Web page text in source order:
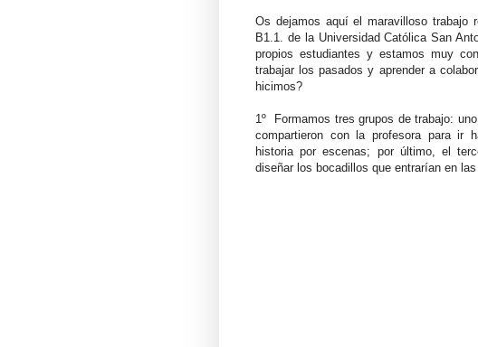
Os dejamos aquí el maravilloso trabajo
B1.1. de la Universidad Católica San
propios estudiantes y estamos muy
trabajar los pasados y aprender a
hicimos?
1º
Formamos tres grupos de trabajo:
compartieron con la profesora para ir
historia por escenas; por último, el
diseñar los bocadillos que entrarían en